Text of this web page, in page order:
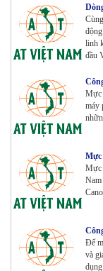
Máy
Tham Khảo
Máy
Tham Khảo
Bộ Mực 4
HÃNG_
Tham
Máy
Tham Khảo
linh
đầu
Mực
máy
Mực
Mực
Để
và